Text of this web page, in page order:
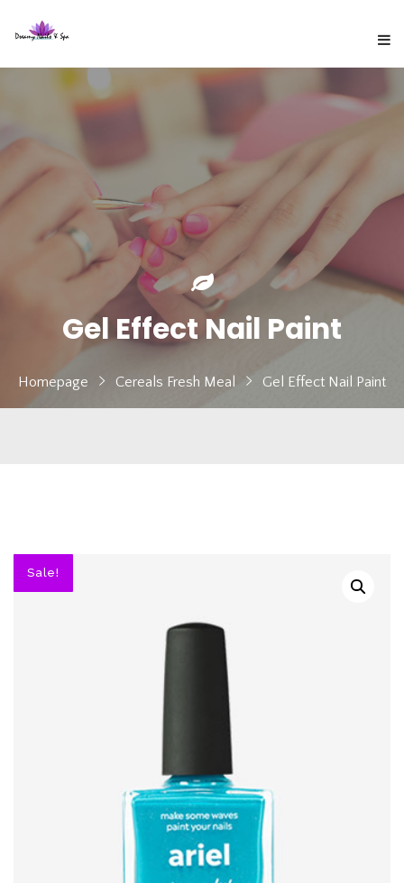
Gel Effect Nail Paint
Homepage Cereals Fresh Meal Gel Effect Nail Paint
Sale!